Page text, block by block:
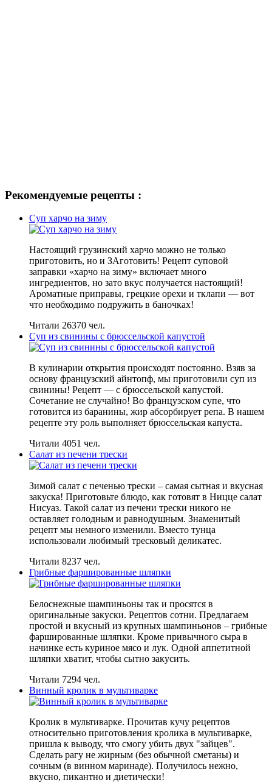
Рекомендуемые рецепты :
Суп харчо на зиму
Настоящий грузинский харчо можно не только
приготовить, но и ЗАготовить! Рецепт суповой
заправки «харчо на зиму» включает много
ингредиентов, но зато вкус получается настоящий!
Ароматные приправы, грецкие орехи и тклапи — вот
что необходимо подружить в баночках!
Читали 26370 чел.
Суп из свинины с брюссельской капустой
В кулинарии открытия происходят постоянно. Взяв за
основу французский айнтопф, мы приготовили суп из
свинины! Рецепт — с брюссельской капустой.
Сочетание не случайно! Во французском супе, что
готовится из баранины, жир абсорбирует репа. В нашем
рецепте эту роль выполняет брюссельская капуста.
Читали 4051 чел.
Салат из печени трески
Зимой салат с печенью трески – самая сытная и вкусная
закуска! Приготовьте блюдо, как готовят в Ницце салат
Нисуаз. Такой салат из печени трески никого не
оставляет голодным и равнодушным. Знаменитый
рецепт мы немного изменили. Вместо тунца
использовали любимый тресковый деликатес.
Читали 8237 чел.
Грибные фаршированные шляпки
Белоснежные шампиньоны так и просятся в
оригинальные закуски. Рецептов сотни. Предлагаем
простой и вкусный из крупных шампиньонов – грибные
фаршированные шляпки. Кроме привычного сыра в
начинке есть куриное мясо и лук. Одной аппетитной
шляпки хватит, чтобы сытно закусить.
Читали 7294 чел.
Винный кролик в мультиварке
Кролик в мультиварке. Прочитав кучу рецептов
относительно приготовления кролика в мультиварке,
пришла к выводу, что смогу убить двух "зайцев".
Сделать рагу не жирным (без обычной сметаны) и
сочным (в винном маринаде). Получилось нежно,
вкусно, пикантно и диетически!